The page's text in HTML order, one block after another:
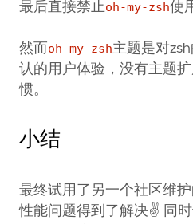
最后直接禁止oh-my-zsh使
然而oh-my-zsh主题是对
认的用户体验，没有主题
惯。
小结
最终试用了另一个社区维护
性能问题得到了解决✌️ 同